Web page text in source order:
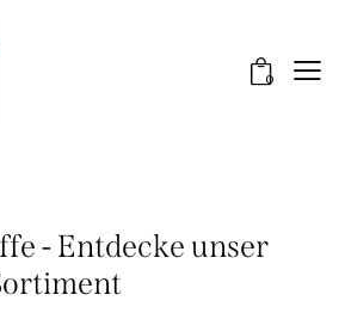
0
- Entdecke unser